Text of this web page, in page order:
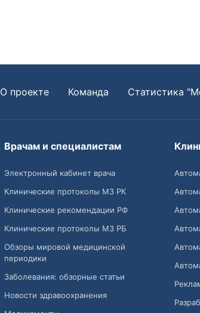
О проекте Команда Статистика
Врачам и специалистам
Электронный кабинет врача
Клинические протоколы МЗ РК
Клинические рекомендации РФ
Клинические протоколы МЗ РБ
Обзоры мировой медицинской
периодики
Заболевания: обзорные статьи
Новости здравоохранения